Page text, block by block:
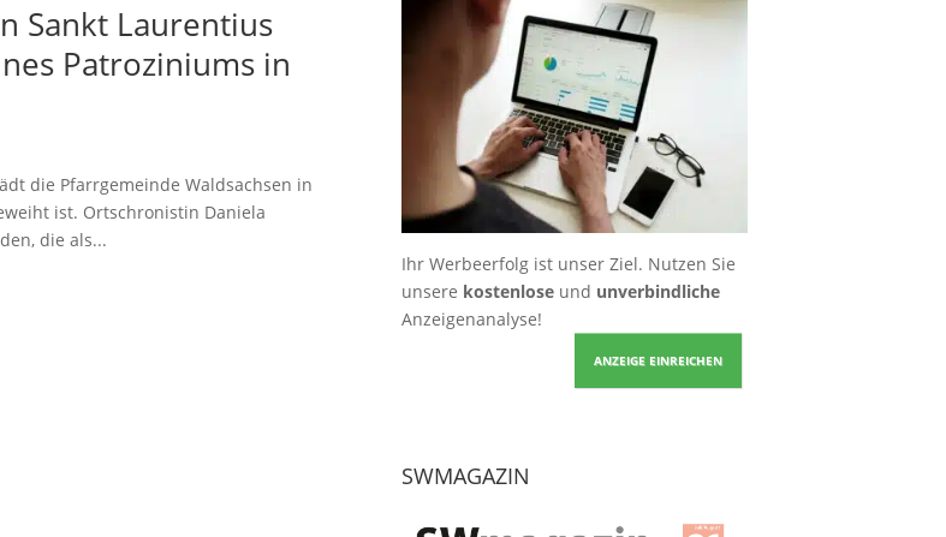
Sankt Laurentius
Patroziniums in
die Pfarrgemeinde Waldsachsen in
ist. Ortschronistin Daniela
die als...
Ihr Werbeerfolg ist unser Ziel. Nutzen Sie
unsere kostenloseund unverbindliche
Anzeigenanalyse!
ANZEIGE EINREICHEN
SWMAGAZIN